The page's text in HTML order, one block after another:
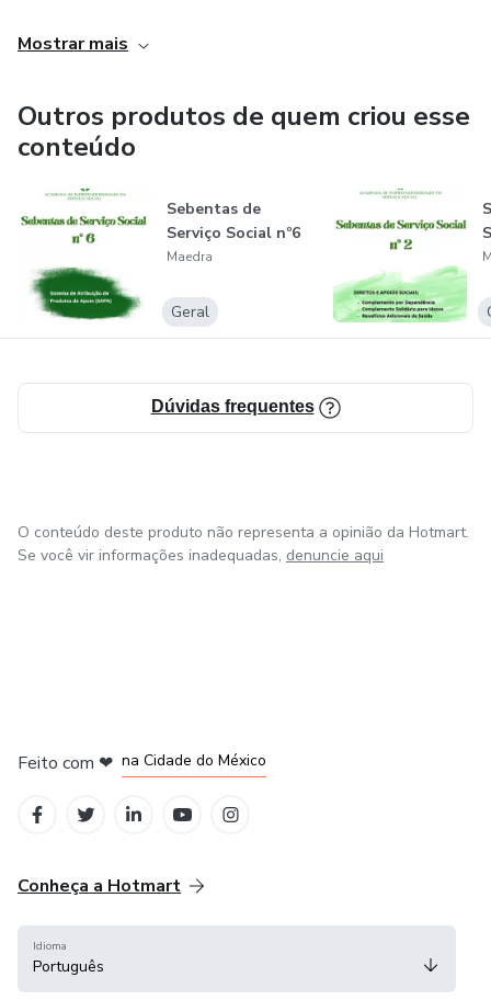
Na Escola de Teatro Ágon Trabalhamos o Teatro
construir memórias, trabalhar a empatia, aprendendo a
colocar-se no lugar do Outro, através da construção de
personagens, tomando uma maior consciência do Eu e do
Outro.
Mostrar mais
Outros produtos de quem criou esse
conteúdo
Sebentas de
Serviço Social nº6
Maedra
Geral
Dúvidas frequentes
O conteúdo deste produto não representa a opinião da Hotmart.
Se você vir informações inadequadas, denuncie aqui
Feito com ❤ na Cidade do México
Conheça a Hotmart
Idioma
Português